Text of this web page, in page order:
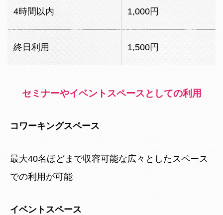
4時間以内 1,000円
終日利用 1,500円
セミナーやイベントスペースとしての利用
コワーキングスペース
最大40名ほどまで収容可能な広々としたスペース
での利用が可能
イベントスペース